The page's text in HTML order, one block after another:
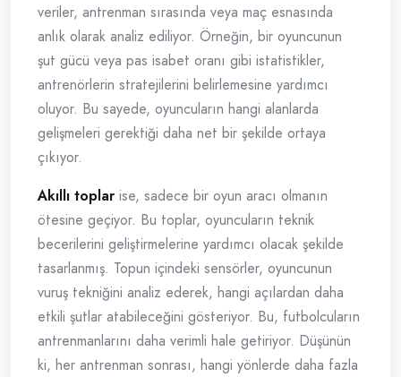
veriler, antrenman sırasında veya maç esnasında
anlık olarak analiz ediliyor. Örneğin, bir oyuncunun
şut gücü veya pas isabet oranı gibi istatistikler,
antrenörlerin stratejilerini belirlemesine yardımcı
oluyor. Bu sayede, oyuncuların hangi alanlarda
gelişmeleri gerektiği daha net bir şekilde ortaya
çıkıyor.
Akıllı toplar ise, sadece bir oyun aracı olmanın
ötesine geçiyor. Bu toplar, oyuncuların teknik
becerilerini geliştirmelerine yardımcı olacak şekilde
tasarlanmış. Topun içindeki sensörler, oyuncunun
vuruş tekniğini analiz ederek, hangi açılardan daha
etkili şutlar atabileceğini gösteriyor. Bu, futbolcuların
antrenmanlarını daha verimli hale getiriyor. Düşünün
ki, her antrenman sonrası, hangi yönlerde daha fazla